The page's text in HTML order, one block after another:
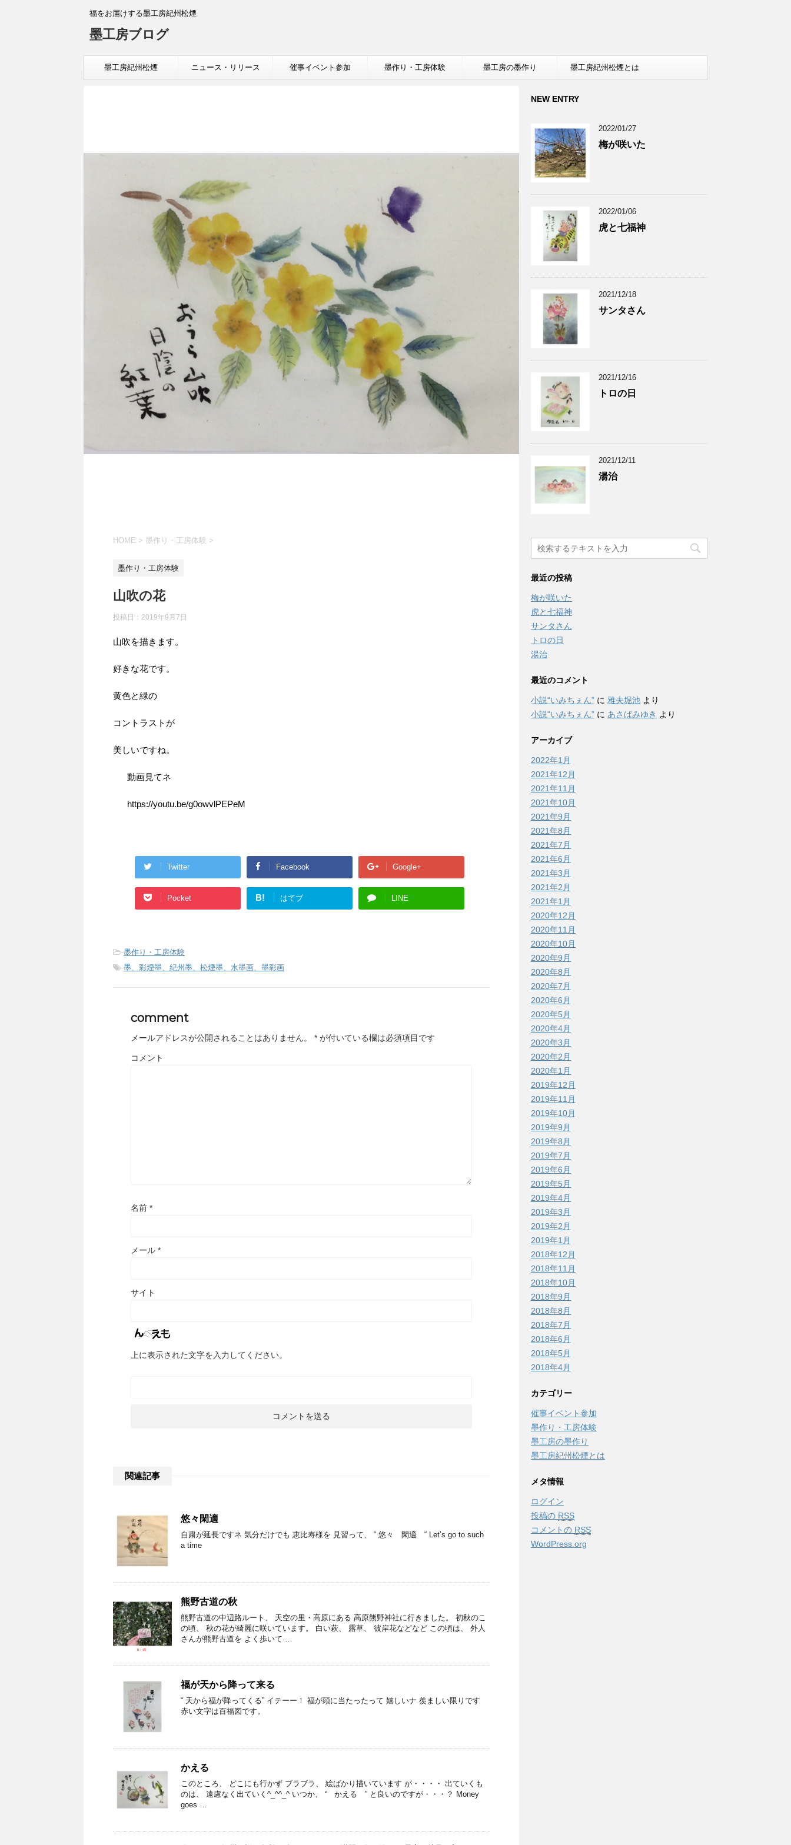
福をお届けする墨工房紀州松煙
墨工房ブログ
墨工房紀州松煙 ニュース・リリース 催事イベント参加 墨作り・工房体験 墨工房の墨作り 墨工房紀州松煙とは
HOME > 墨作り・工房体験 >
墨作り・工房体験
山吹の花
投稿日： 2019年9月7日
山吹を描きます。
好きな花です。
黄色と緑の
コントラストが
美しいですね。
動画見てネ
https://youtu.be/g0owvlPEPeM
Twitter Facebook Google+
Pocket B! はてブ LINE
-墨作り・工房体験
-墨、彩煙墨、紀州墨、松煙墨、水墨画、墨彩画
comment
メールアドレスが公開されることはありません。 * が付いている欄は必須項目です
コメント
名前 *
メール *
サイト
上に表示された文字を入力してください。
関連記事
悠々閑適
自粛が延長ですネ 気分だけでも 恵比寿様を 見習って、 “ 悠々 閑適 “ Let’s go to such
a time
熊野古道の秋
熊野古道の中辺路ルート、 天空の里・高原にある 高原熊野神社に行きました。 初秋のこ
の頃、 秋の花が綺麗に咲いています。 白い萩、 露草、 彼岸花などなど この頃は、 外人
さんが熊野古道を よく歩いて …
福が天から降って来る
“ 天から福が降ってくる” イテーー！ 福が頭に当たったって 嬉しいナ 羨ましい限りです
赤い文字は百福図です。
かえる
このところ、 どこにも行かず ブラブラ、 絵ばかり描いています が・・・・ 出ていくも
のは、 遠慮なく出ていく^_^^_^ いつか、 “ かえる ” と良いのですが・・・？ Money
goes …
NEW ENTRY
2022/01/27
梅が咲いた
2022/01/06
虎と七福神
2021/12/18
サンタさん
2021/12/16
トロの日
2021/12/11
湯治
最近の投稿
梅が咲いた
虎と七福神
サンタさん
トロの日
湯治
最近のコメント
小説“いみちぇん” に 雅夫堀池 より
小説“いみちぇん” に あさばみゆき より
アーカイブ
2022年1月
2021年12月
2021年11月
2021年10月
2021年9月
2021年8月
2021年7月
2021年6月
2021年3月
2021年2月
2021年1月
2020年12月
2020年11月
2020年10月
2020年9月
2020年8月
2020年7月
2020年6月
2020年5月
2020年4月
2020年3月
2020年2月
2020年1月
2019年12月
2019年11月
2019年10月
2019年9月
2019年8月
2019年7月
2019年6月
2019年5月
2019年4月
2019年3月
2019年2月
2019年1月
2018年12月
2018年11月
2018年10月
2018年9月
2018年8月
2018年7月
2018年6月
2018年5月
2018年4月
カテゴリー
催事イベント参加
墨作り・工房体験
墨工房の墨作り
墨工房紀州松煙とは
メタ情報
ログイン
投稿の RSS
コメントの RSS
WordPress.org